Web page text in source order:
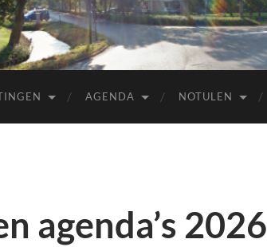
AGENDA NOTULEN
agenda’s 2026